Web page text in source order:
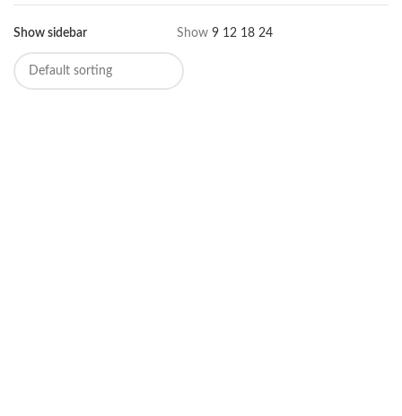
Show sidebar Show 9 12 18 24